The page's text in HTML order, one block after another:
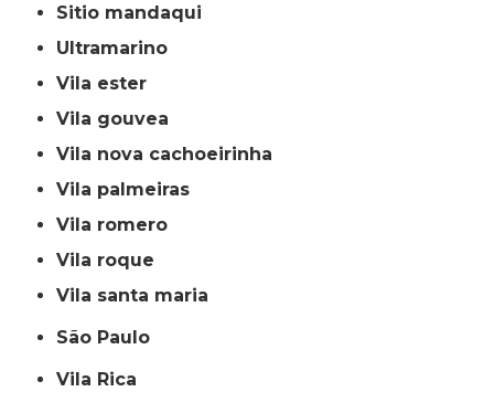
sitio mandaqui
ultramarino
vila ester
vila gouvea
vila nova cachoeirinha
vila palmeiras
vila romero
vila roque
vila santa maria
São Paulo
Vila Rica